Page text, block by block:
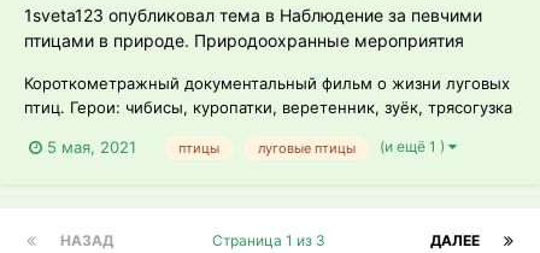
1sveta123 опубликовал тема в Наблюдение за певчими
птицами в природе. Природоохранные мероприятия
Короткометражный документальный фильм о жизни луговых
птиц. Герои: чибисы, куропатки, веретенник, зуёк, трясогузка
луговой лунь, ворона, пустельга, серая славка, камышовая и
5 мая, 2021 птицы луговые птицы (и ещё 1 )
НАЗАД ДАЛЕЕ
Страница 1 из 3